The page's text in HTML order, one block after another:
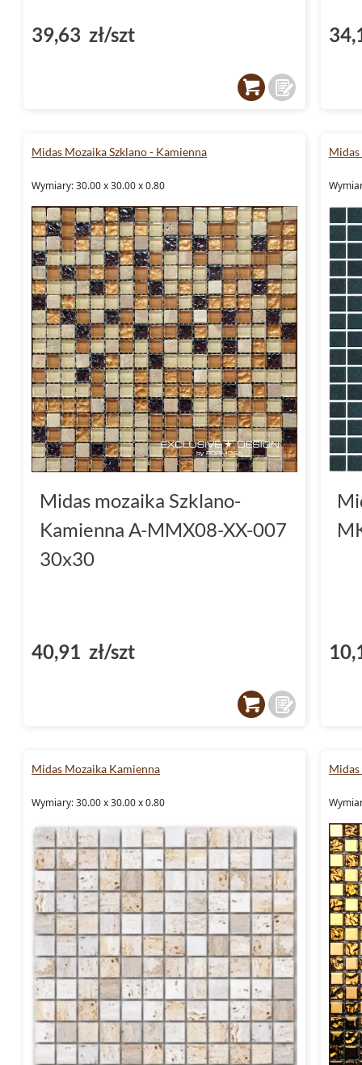
39,63 zł/szt
Midas Mozaika Szklano - Kamienna
Wymiary: 30.00 x 30.00 x 0.80
Midas mozaika Szklano-
Kamienna A-MMX08-XX-007
30x30
40,91 zł/szt
Midas Mozaika Kamienna
Wymiary: 30.00 x 30.00 x 0.80
Midas